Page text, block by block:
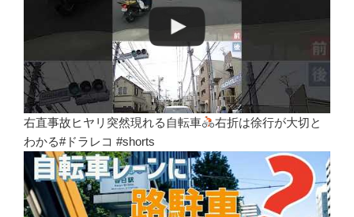
右直事故ヒヤリ突然現れる自転車
右折は徐行が大切と
わかる#ドラレコ #shorts